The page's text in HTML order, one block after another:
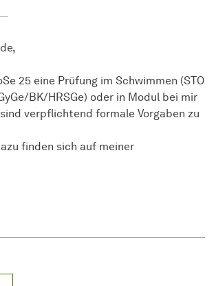
25 eine Prüfung im Schwimmen (STO
BK/HRSGe) oder in Modul bei mir
verpflichtend formale Vorgaben zu
finden sich auf meiner